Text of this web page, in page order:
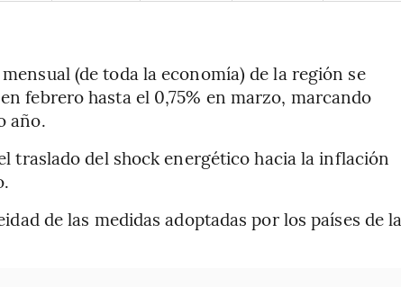
(de toda la economía) de la región se
febrero hasta el 0,75% en marzo, marcando
año.
traslado del shock energético hacia la inflación
de las medidas adoptadas por los países de la